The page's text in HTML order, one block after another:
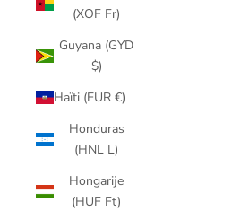
(XOF Fr)
Guyana (GYD
$)
Haïti (EUR €)
Honduras
(HNL L)
Hongarije
(HUF Ft)